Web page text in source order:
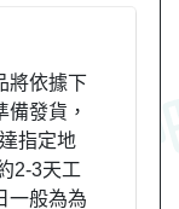
將依據下
發貨，
指定地
2-3天工
一般為為